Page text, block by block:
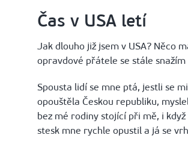
Čas v USA letí
Jak dlouho již jsem v USA? Něco
opravdové přátele se stále
Spousta lidí se mne ptá, jestli se
opouštěla Českou republiku,
bez mé rodiny stojící při mě, i
stesk mne rychle opustil a já se